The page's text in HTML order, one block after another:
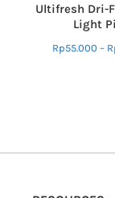
Ultifresh Dri-
Light
Rp55.000 –